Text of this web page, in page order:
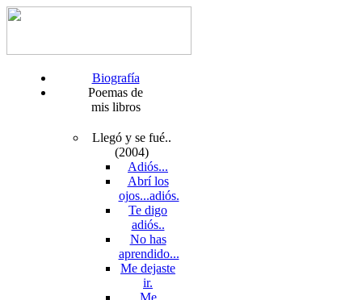
Biografía
Poemas de
mis libros
Llegó y se fué..
(2004)
Adiós...
Abrí los
ojos...adiós.
Te digo
adiós..
No has
aprendido...
Me dejaste
ir.
Me